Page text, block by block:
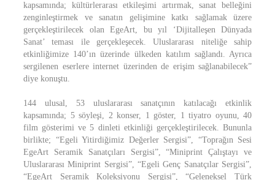
kapsamında; kültürlerarası etkileşimi artırmak, sanat belleğini
zenginleştirmek ve sanatın gelişimine katkı sağlamak üzere
gerçekleştirilecek olan EgeArt, bu yıl ‘Dijitalleşen Dünyada
Sanat’ teması ile gerçekleşecek. Uluslararası niteliğe sahip
etkinliğimize 140’ın üzerinde ülkeden katılım sağlandı. Ayrıca
sergilenen eserlere internet üzerinden de erişim sağlanabilecek”
diye konuştu.
144 ulusal, 53 uluslararası sanatçının katılacağı etkinlik
kapsamında; 5 söyleşi, 2 konser, 1 göster, 1 tiyatro oyunu, 40
film gösterimi ve 5 dinleti etkinliği gerçekleştirilecek. Bununla
birlikte; “Egeli Yitirdiğimiz Değerler Sergisi”, “Toprağın Sesi
EgeArt Seramik Sanatçıları Sergisi”, “Miniprint Çalıştayı ve
Uluslararası Miniprint Sergisi”, “Egeli Genç Sanatçılar Sergisi”,
“EgeArt Seramik Koleksiyonu Sergisi”, “Geleneksel Türk